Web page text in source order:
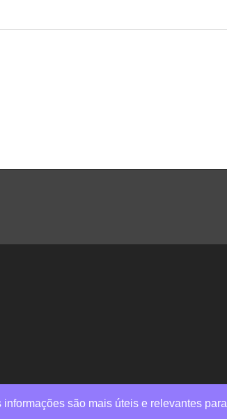
são mais úteis e relevantes para